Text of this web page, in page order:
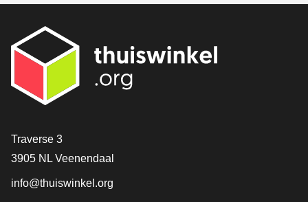
[_General:Contact]
Traverse 3
3905 NL Veenendaal
info@thuiswinkel.org